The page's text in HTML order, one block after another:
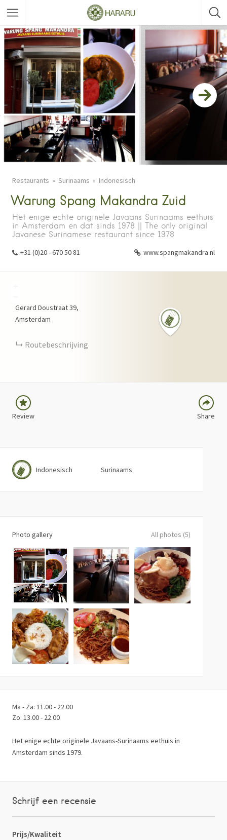
Restaurants Surinaams Indonesisch
Warung Spang Makandra Zuid
Het enige echte originele Javaans Surinaams eethuis
in Amsterdam en dat sinds 1978 || The only original
Javanese Surinamese restaurant since 1978
+31 (0)20 - 670 50 81 www.spangmakandra.nl
Gerard Doustraat39
Amsterdam
Routebeschrijving
Review Share
FACEBOOK
Indonesisch Surinaams
Photo gallery All photos (5)
Ma - Za: 11.00 - 22.00
Zo: 13.00 - 22.00
Het enige echte originele Javaans-Surinaams eethuis in
Amsterdam sinds 1979.
Schrijf een recensie
Prijs/Kwaliteit